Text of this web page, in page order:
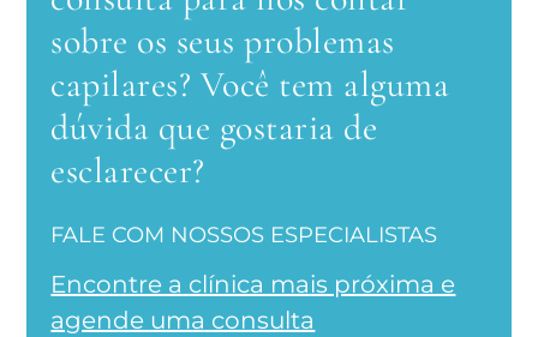
sobre os seus problemas
capilares? Você tem alguma
dúvida que gostaria de
esclarecer?
FALE COM NOSSOS ESPECIALISTAS
Encontre a clínica mais próxima e
agende uma consulta